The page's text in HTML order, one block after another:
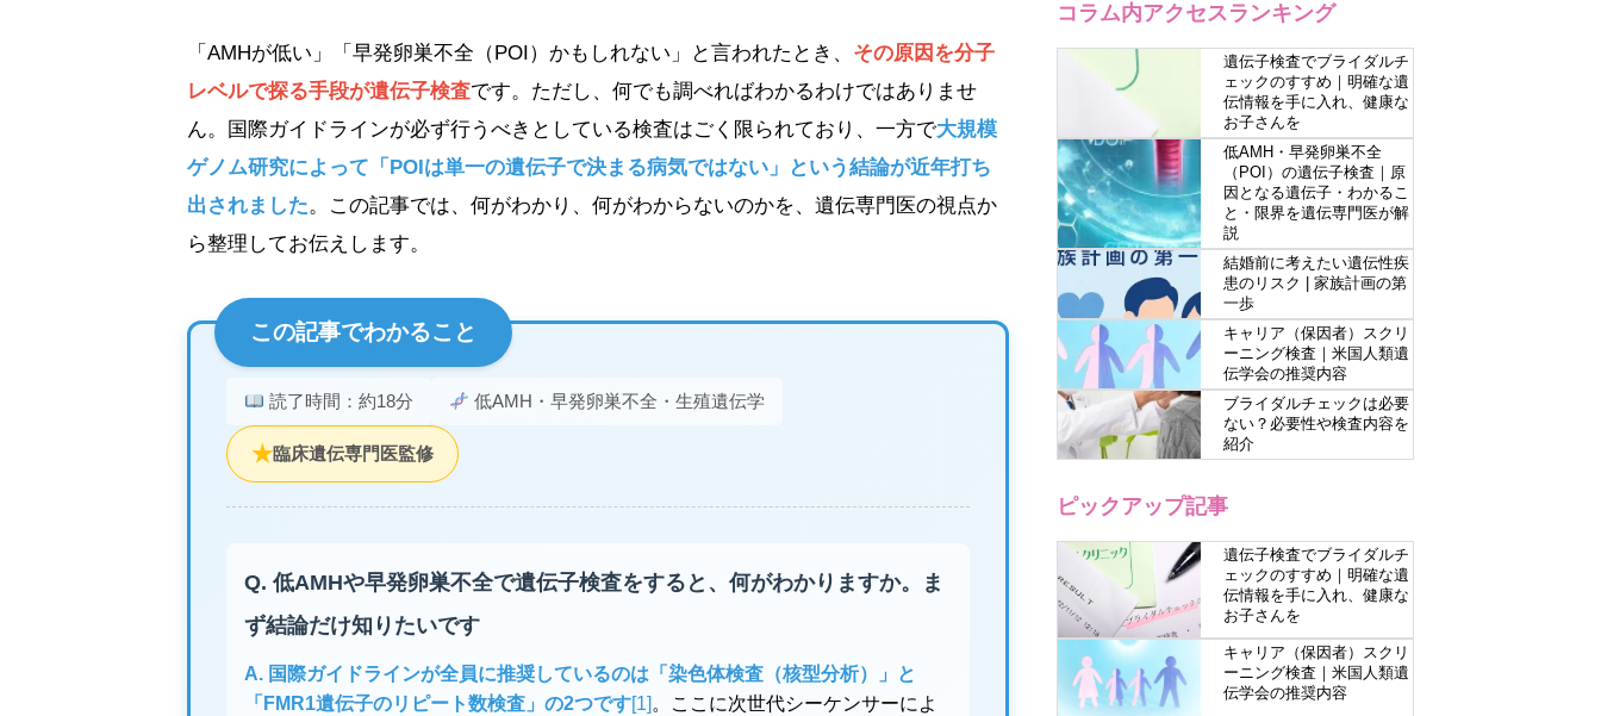
「AMHが低い」「早発卵巣不全（POI）かもしれない」と言われたとき、 その原因を分子
レベルで探る手段が遺伝子検査です。ただし、何でも調べればわかるわけではありませ
ん。国際ガイドラインが必ず行うべきとしている検査はごく限られており、一方で大規模
ゲノム研究によって「POIは単一の遺伝子で決まる病気ではない」という結論が近年打ち
出されました。この記事では、何がわかり、何がわからないのかを、遺伝専門医の視点か
ら整理してお伝えします。
この記事でわかること
読了時間：約18分 低AMH・早発卵巣不全・生殖遺伝学
★臨床遺伝専門医監修
Q. 低AMHや早発卵巣不全で遺伝子検査をすると、何がわかりますか。ま
ず結論だけ知りたいです
A. 国際ガイドラインが全員に推奨しているのは「染色体検査（核型分析）」と
「FMR1遺伝子のリピート数検査」の2つです[1] 。ここに次世代シーケンサーによ
コラム内アクセスランキング
遺伝子検査でブライダルチ
ェックのすすめ｜明確な遺
伝情報を手に入れ、健康な
お子さんを
低AMH・早発卵巣不全
（POI）の遺伝子検査｜原
因となる遺伝子・わかるこ
と・限界を遺伝専門医が解
説
結婚前に考えたい遺伝性疾
患のリスク | 家族計画の第
一歩
キャリア（保因者）スクリ
ーニング検査｜米国人類遺
伝学会の推奨内容
ブライダルチェックは必要
ない？必要性や検査内容を
紹介
ピックアップ記事
遺伝子検査でブライダルチ
ェックのすすめ｜明確な遺
伝情報を手に入れ、健康な
お子さんを
キャリア（保因者）スクリ
ーニング検査｜米国人類遺
伝学会の推奨内容